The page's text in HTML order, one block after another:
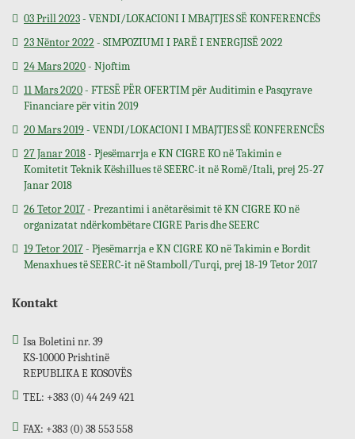
03 Prill 2023- VENDI/LOKACIONI I MBAJTJES SË KONFERENCËS
23 Nëntor 2022- SIMPOZIUMI I PARË I ENERGJISË 2022
24 Mars 2020- Njoftim
11 Mars 2020- FTESË PËR OFERTIM për Auditimin e Pasqyrave
Financiare për vitin 2019
20 Mars 2019- VENDI/LOKACIONI I MBAJTJES SË KONFERENCËS
27 Janar 2018- Pjesëmarrja e KN CIGRE KO në Takimin e
Komitetit Teknik Këshillues të SEERC-it në Romë/Itali, prej 25-27
Janar 2018
26 Tetor 2017- Prezantimi i anëtarësimit të KN CIGRE KO në
organizatat ndërkombëtare CIGRE Paris dhe SEERC
19 Tetor 2017- Pjesëmarrja e KN CIGRE KO në Takimin e Bordit
Menaxhues të SEERC-it në Stamboll/Turqi, prej 18-19 Tetor 2017
Kontakt
Isa Boletini nr. 39
KS-10000 Prishtinë
REPUBLIKA E KOSOVËS
TEL: +383 (0) 44 249 421
FAX: +383 (0) 38 553 558